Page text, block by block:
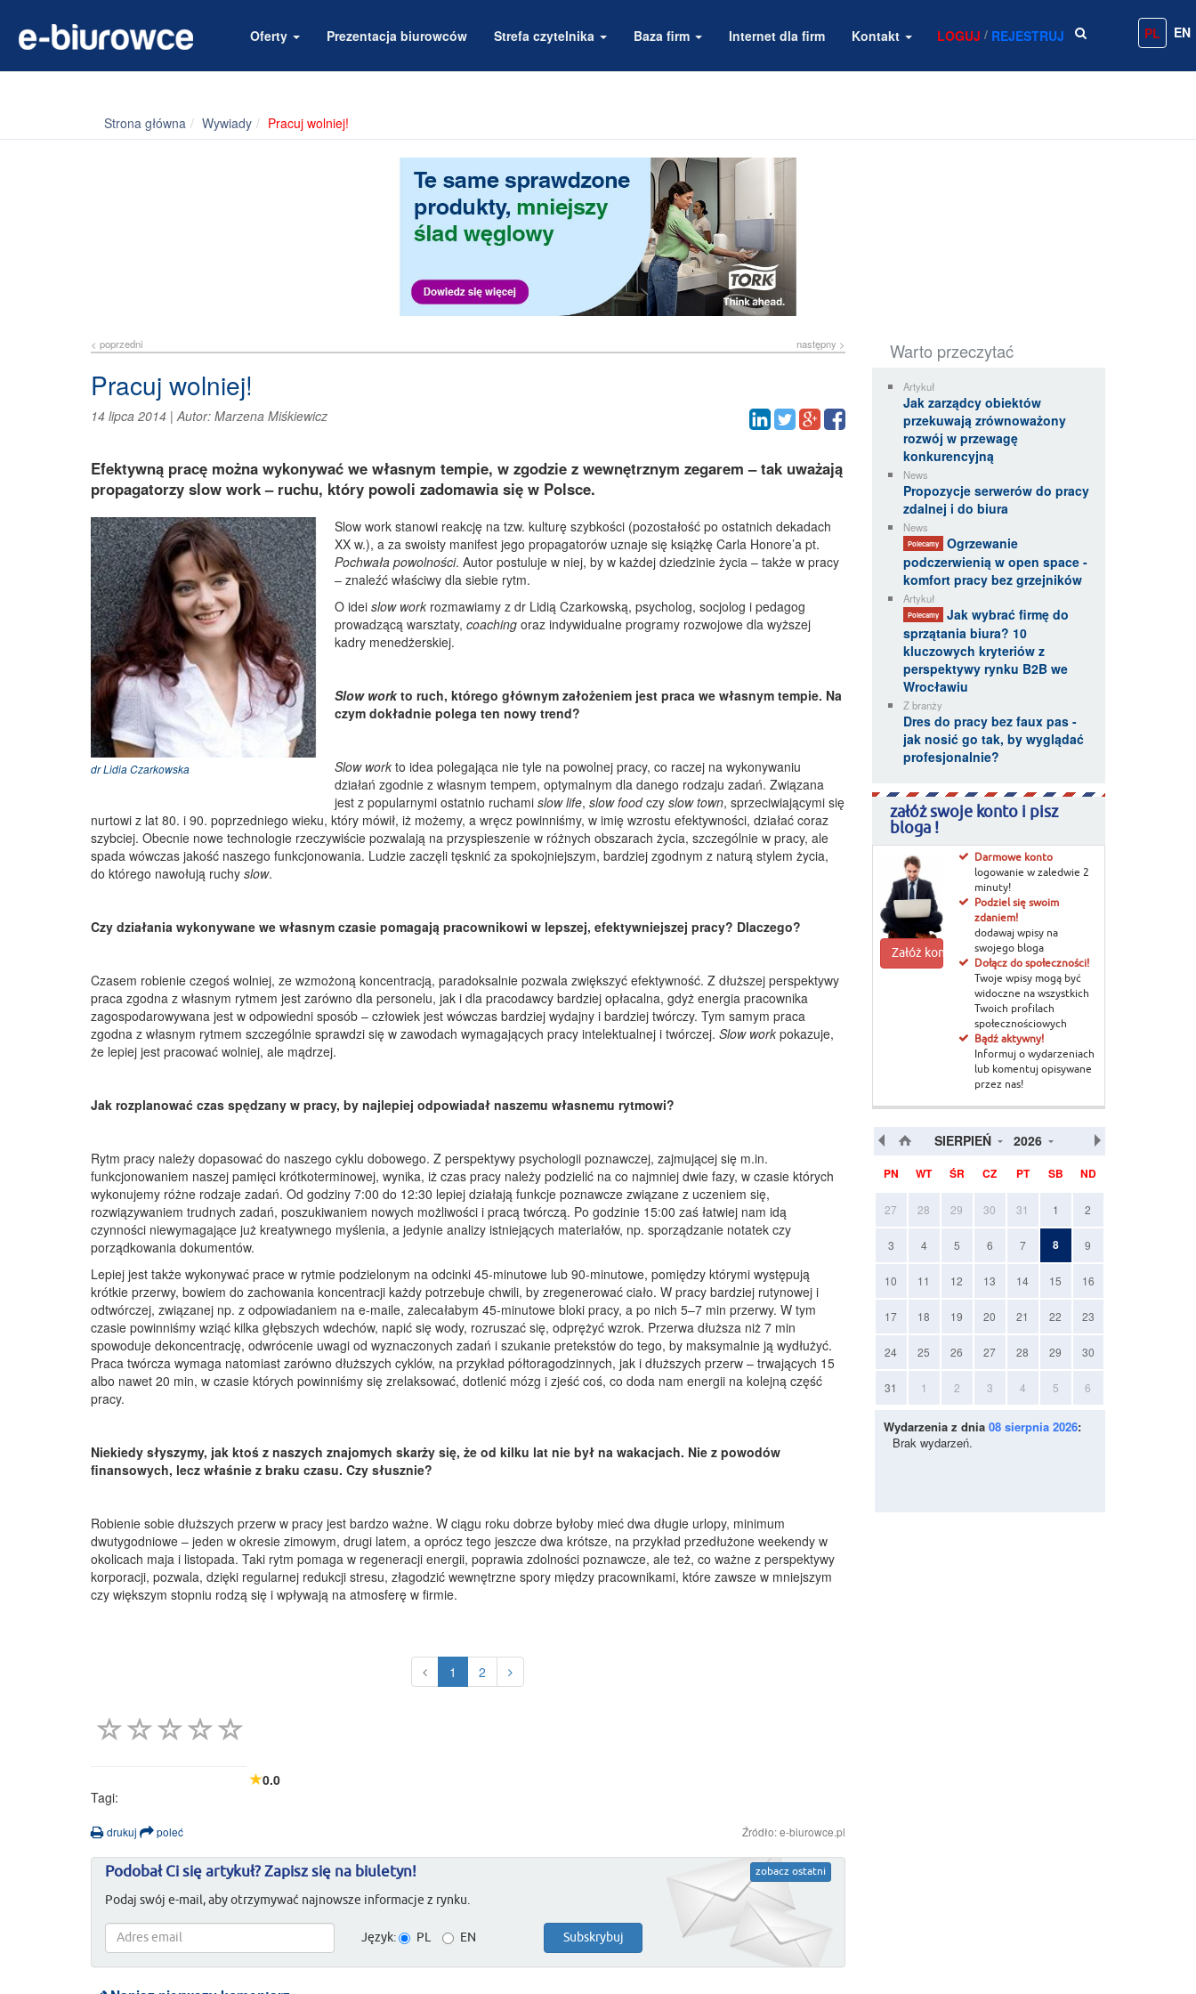
Oferty Prezentacja biurowców Strefa czytelnika Baza firm Internet dla firm Kontakt LOGUJ / REJESTRUJ PL EN
Strona główna Wywiady Pracuj wolniej!
< poprzedni następny >
Pracuj wolniej!
14 lipca 2014 |Autor: Marzena Miśkiewicz
Efektywną pracę można wykonywać we własnym tempie, w zgodzie z wewnętrznym zegarem – tak uważają
propagatorzy slow work – ruchu, który powoli zadomawia się w Polsce.
dr Lidia Czarkowska
Slow work stanowi reakcję na tzw. kulturę szybkości (pozostałość po ostatnich dekadach
XX w.), a za swoisty manifest jego propagatorów uznaje się książkę Carla Honore’a pt.
Pochwała powolności. Autor postuluje w niej, by w każdej dziedzinie życia – także w pracy
– znaleźć właściwy dla siebie rytm.
O ideislow work rozmawiamy z dr Lidią Czarkowską, psycholog, socjolog i pedagog
prowadzącą warsztaty,coachingoraz indywidualne programy rozwojowe dla wyższej
kadry menedżerskiej.
Slow workto ruch, którego głównym założeniem jest praca we własnym tempie. Na
czym dokładnie polega ten nowy trend?
Slow workto idea polegająca nie tyle na powolnej pracy, co raczej na wykonywaniu
działań zgodnie z własnym tempem, optymalnym dla danego rodzaju zadań. Związana
jest z popularnymi ostatnio ruchamislow life,slow foodczyslow town, sprzeciwiającymi się
nurtowi z lat 80. i 90. poprzedniego wieku, który mówił, iż możemy, a wręcz powinniśmy, w imię wzrostu efektywności, działać coraz
szybciej. Obecnie nowe technologie rzeczywiście pozwalają na przyspieszenie w różnych obszarach życia, szczególnie w pracy, ale
spada wówczas jakość naszego funkcjonowania. Ludzie zaczęli tęsknić za spokojniejszym, bardziej zgodnym z naturą stylem życia,
do którego nawołują ruchy slow.
Czy działania wykonywane we własnym czasie pomagają pracownikowi w lepszej, efektywniejszej pracy? Dlaczego?
Czasem robienie czegoś wolniej, ze wzmożoną koncentracją, paradoksalnie pozwala zwiększyć efektywność. Z dłuższej perspektywy
praca zgodna z własnym rytmem jest zarówno dla personelu, jak i dla pracodawcy bardziej opłacalna, gdyż energia pracownika
zagospodarowywana jest w odpowiedni sposób – człowiek jest wówczas bardziej wydajny i bardziej twórczy. Tym samym praca
zgodna z własnym rytmem szczególnie sprawdzi się w zawodach wymagających pracy intelektualnej i twórczej. Slow work pokazuje,
że lepiej jest pracować wolniej, ale mądrzej.
Jak rozplanować czas spędzany w pracy, by najlepiej odpowiadał naszemu własnemu rytmowi?
Rytm pracy należy dopasować do naszego cyklu dobowego. Z perspektywy psychologii poznawczej, zajmującej się m.in.
funkcjonowaniem naszej pamięci krótkoterminowej, wynika, iż czas pracy należy podzielić na co najmniej dwie fazy, w czasie których
wykonujemy różne rodzaje zadań. Od godziny 7:00 do 12:30 lepiej działają funkcje poznawcze związane z uczeniem się,
rozwiązywaniem trudnych zadań, poszukiwaniem nowych możliwości i pracą twórczą. Po godzinie 15:00 zaś łatwiej nam idą
czynności niewymagające już kreatywnego myślenia, a jedynie analizy istniejących materiałów, np. sporządzanie notatek czy
porządkowania dokumentów.
Lepiej jest także wykonywać prace w rytmie podzielonym na odcinki 45-minutowe lub 90-minutowe, pomiędzy którymi występują
krótkie przerwy, bowiem do zachowania koncentracji każdy potrzebuje chwili, by zregenerować ciało. W pracy bardziej rutynowej i
odtwórczej, związanej np. z odpowiadaniem na e-maile, zalecałabym 45-minutowe bloki pracy, a po nich 5–7 min przerwy. W tym
czasie powinniśmy wziąć kilka głębszych wdechów, napić się wody, rozruszać się, odprężyć wzrok. Przerwa dłuższa niż 7 min
spowoduje dekoncentrację, odwrócenie uwagi od wyznaczonych zadań i szukanie pretekstów do tego, by maksymalnie ją wydłużyć.
Praca twórcza wymaga natomiast zarówno dłuższych cyklów, na przykład półtoragodzinnych, jak i dłuższych przerw – trwających 15
albo nawet 20 min, w czasie których powinniśmy się zrelaksować, dotlenić mózg i zjeść coś, co doda nam energii na kolejną część
pracy.
Niekiedy słyszymy, jak ktoś z naszych znajomych skarży się, że od kilku lat nie był na wakacjach. Nie z powodów
finansowych, lecz właśnie z braku czasu. Czy słusznie?
Robienie sobie dłuższych przerw w pracy jest bardzo ważne. W ciągu roku dobrze byłoby mieć dwa długie urlopy, minimum
dwutygodniowe – jeden w okresie zimowym, drugi latem, a oprócz tego jeszcze dwa krótsze, na przykład przedłużone weekendy w
okolicach maja i listopada. Taki rytm pomaga w regeneracji energii, poprawia zdolności poznawcze, ale też, co ważne z perspektywy
korporacji, pozwala, dzięki regularnej redukcji stresu, złagodzić wewnętrzne spory między pracownikami, które zawsze w mniejszym
czy większym stopniu rodzą się i wpływają na atmosferę w firmie.
1 2
0.0
Tagi:
drukuj poleć Źródło: e-biurowce.pl
zobacz ostatni
Podobał Ci się artykuł? Zapisz się na biuletyn!
Podaj swój e-mail, aby otrzymywać najnowsze informacje z rynku.
Język: PL EN
Warto przeczytać
Artykuł
Jak zarządcy obiektów
przekuwają zrównoważony
rozwój w przewagę
konkurencyjną
News
Propozycje serwerów do pracy
zdalnej i do biura
News
Polecamy
Ogrzewanie
podczerwienią w open space -
komfort pracy bez grzejników
Artykuł
Polecamy
Jak wybrać firmę do
sprzątania biura? 10
kluczowych kryteriów z
perspektywy rynku B2B we
Wrocławiu
Z branży
Dres do pracy bez faux pas -
jak nosić go tak, by wyglądać
profesjonalnie?
załóż swoje konto i pisz
bloga !
Załóż konto
Darmowe konto
logowanie w zaledwie 2
minuty!
Podziel się swoim
zdaniem!
dodawaj wpisy na
swojego bloga
Dołącz do społeczności!
Twoje wpisy mogą być
widoczne na wszystkich
Twoich profilach
społecznościowych
Bądź aktywny!
Informuj o wydarzeniach
lub komentuj opisywane
przez nas!
SIERPIEŃ 2026
PN WT ŚR CZ PT SB ND
27 28 29 30 31 1 2
3 4 5 6 7 8 9
10 11 12 13 14 15 16
17 18 19 20 21 22 23
24 25 26 27 28 29 30
31 1 2 3 4 5 6
Wydarzenia z dnia 08 sierpnia 2026:
Brak wydarzeń.